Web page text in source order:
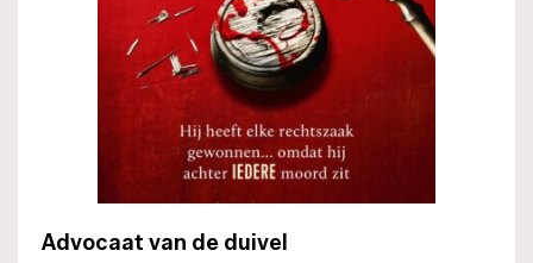
Advocaat van de duivel